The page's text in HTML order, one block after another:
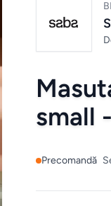
small
Precomandă